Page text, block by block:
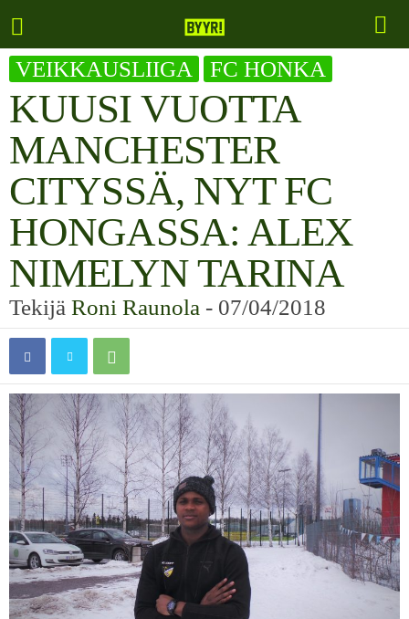
VEIKKAUSLIIGA FC HONKA
KUUSI VUOTTA
MANCHESTER
CITYSSÄ, NYT FC
HONGASSA: ALEX
NIMELYN TARINA
Tekijä Roni Raunola - 07/04/2018